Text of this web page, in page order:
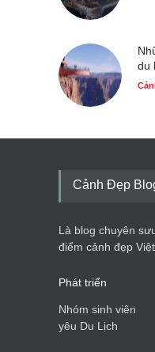
du
Cảnh Đẹp
Là blog chuyên
điểm cảnh đẹp
Phát triển
Nhóm sinh viên
yêu Du Lịch